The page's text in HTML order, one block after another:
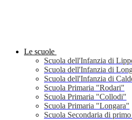
Le scuole
Scuola dell'Infanzia di
Scuola dell'Infanzia di
Scuola dell'Infanzia di
Scuola Primaria "Rodari"
Scuola Primaria "Collodi"
Scuola Primaria "Longara"
Scuola Secondaria di